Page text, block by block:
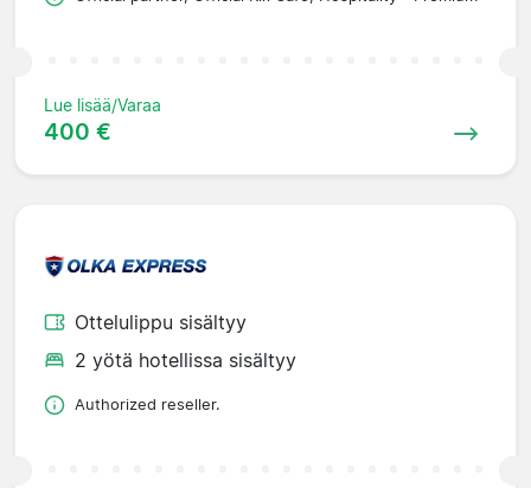
Lue lisää/Varaa
400 €
Ottelulippu sisältyy
2 yötä hotellissa sisältyy
Authorized reseller.